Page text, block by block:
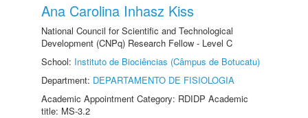
Ana Carolina Inhasz Kiss
National Council for Scientific and Technological
Development (CNPq) Research Fellow - Level C
School: Instituto de Biociências (Câmpus de Botucatu)
Department: DEPARTAMENTO DE FISIOLOGIA
Academic Appointment Category: RDIDP Academic
title: MS-3.2